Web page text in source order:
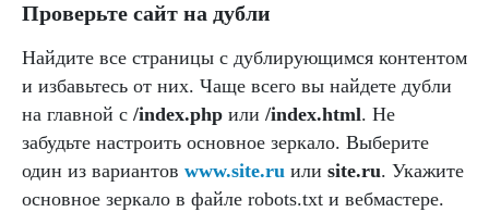
Проверьте сайт на дубли
Найдите все страницы с дублирующимся контентом
и избавьтесь от них. Чаще всего вы найдете дубли
на главной с /index.php или /index.html. Не
забудьте настроить основное зеркало. Выберите
один из вариантов www.site.ru или site.ru. Укажите
основное зеркало в файле robots.txt и вебмастере.